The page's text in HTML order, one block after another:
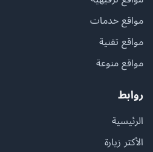
مواقع خدمات
مواقع تقنية
مواقع منوعة
روابط
الرئيسية
الأكثر زيارة